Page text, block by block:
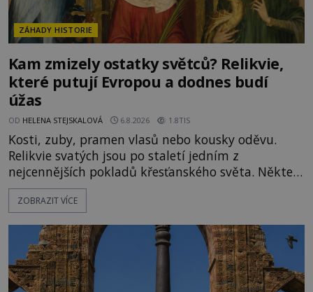
ZÁHADY HISTORIE
Kam zmizely ostatky světců? Relikvie,
které putují Evropou a dodnes budí
úžas
OD HELENA STEJSKALOVÁ 6.8.2026 1.8TIS
Kosti, zuby, pramen vlasů nebo kousky oděvu.
Relikvie svatých jsou po staletí jedním z
nejcennějších pokladů křesťanského světa. Některé
mají pečlivě doloženou historii, jiné provází
záhady, krádeže i nečekané objevy. Jejich osudy
o skutečné historické události. Ve středověké
Evropě mají relikvie mimořádnou hodnotu. Nejsou
jen předmětem úcty
ZOBRAZIT VÍCE